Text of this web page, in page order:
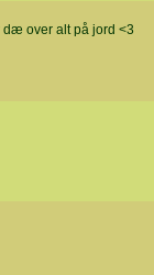
dæ over alt på jord <3